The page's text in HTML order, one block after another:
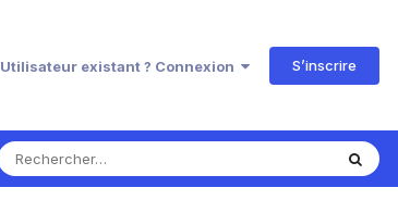
Utilisateur existant ? Connexion S’inscrire